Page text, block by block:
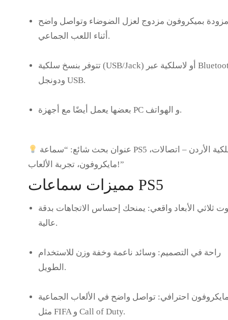
مزودة بميكروفون مزدوج لعزل الضوضاء وتواصل واضح
أثناء اللعب الجماعي.
تتوفر بنسخ سلكية (USB/Jack) أو لاسلكية عبر Bluetooth
ودونجل USB.
بعضها يعمل أيضًا مع أجهزة PC و الهواتف.
عنوان بحث شائع: “سماعة PS5 لاسلكية الأردن – اتصالات،
مايكروفون، تجربة الألعاب!”
مميزات سماعات PS5
ثلاثي الأبعاد واقعي: يمنحك إحساس الاتجاهات بدقة
عالية.
راحة في التصميم: وسائد ناعمة وخفة وزن للاستخدام
الطويل.
احترافي: تواصل واضح في الألعاب الجماعية
مثل FIFA و Call of Duty.